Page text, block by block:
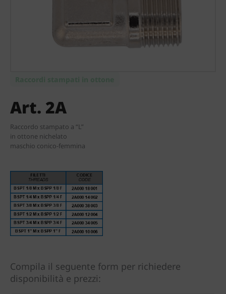
Art. 2A
Raccordo stampato a “L”
in ottone nichelato
maschio conico-femmina
Compila il seguente form per richiedere
disponibilità e prezzi: